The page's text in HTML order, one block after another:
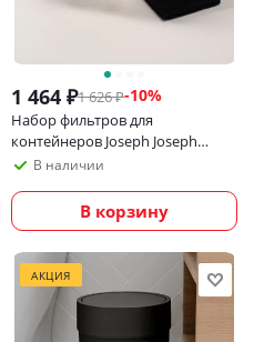
1 464 ₽1 626₽-10%
Набор фильтров для
контейнеров Joseph Joseph
Titan/Totem/Stack 2 шт
В наличии
В корзину
АКЦИЯ